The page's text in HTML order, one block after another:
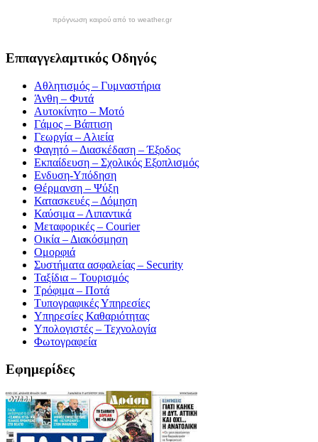
πρόγνωση καιρού από το weather.gr
Εππαγγελαμτικός Οδηγός
Αθλητισμός – Γυμναστήρια
Άνθη – Φυτά
Αυτοκίνητο – Μοτό
Γάμος – Βάπτιση
Γεωργία – Αλιεία
Φαγητό – Διασκέδαση – Έξοδος
Εκπαίδευση – Σχολικός Eξοπλισμός
Ενδυση-Υπόδηση
Θέρμανση – Ψύξη
Κατασκευές – Δόμηση
Καύσιμα – Λιπαντικά
Μεταφορικές – Courier
Οικία – Διακόσμηση
Ομορφιά
Συστήματα ασφαλείας – Security
Ταξίδια – Τουρισμός
Τρόφιμα – Ποτά
Τυπογραφικές Υπηρεσίες
Υπηρεσίες Καθαριότητας
Υπολογιστές – Τεχνολογία
Φωτογραφεία
Εφημερίδες